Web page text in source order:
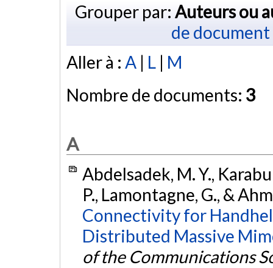
Grouper par: Auteurs ou
de document
Aller à : A | L | M
Nombre de documents: 3
A
Abdelsadek, M. Y.,
P., Lamontagne, G., &
Connectivity for
Distributed Massive
of the Communications